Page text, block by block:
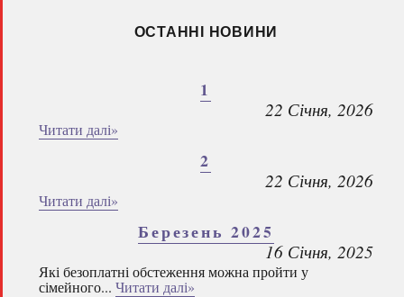
ОСТАННІ НОВИНИ
1
22 Січня, 2026
Читати далі»
2
22 Січня, 2026
Читати далі»
Березень 2025
16 Січня, 2025
Які безоплатні обстеження можна пройти у
сімейного... Читати далі»